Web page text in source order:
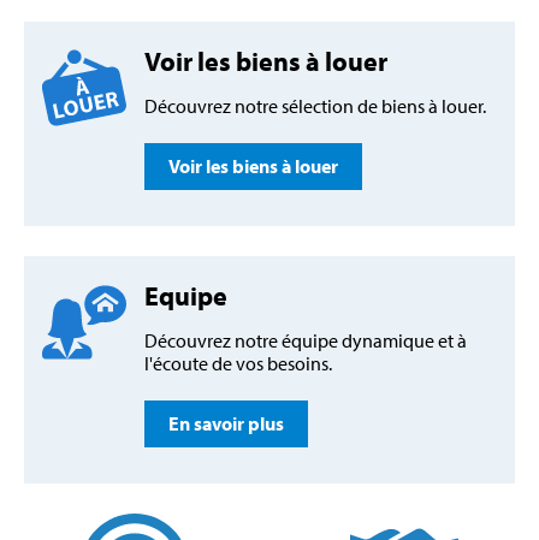
Voir les biens à louer
Découvrez notre sélection de biens à louer.
Voir les biens à louer
Equipe
Découvrez notre équipe dynamique et à
l'écoute de vos besoins.
En savoir plus